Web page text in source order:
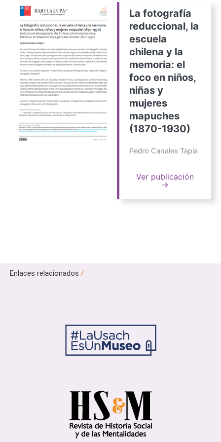
La fotografía
reduccional, la
escuela
chilena y la
memoria: el
foco en niños,
niñas y
mujeres
mapuches
(1870-1930)
Pedro Canales Tapia
Ver publicación
→
Enlaces relacionados /